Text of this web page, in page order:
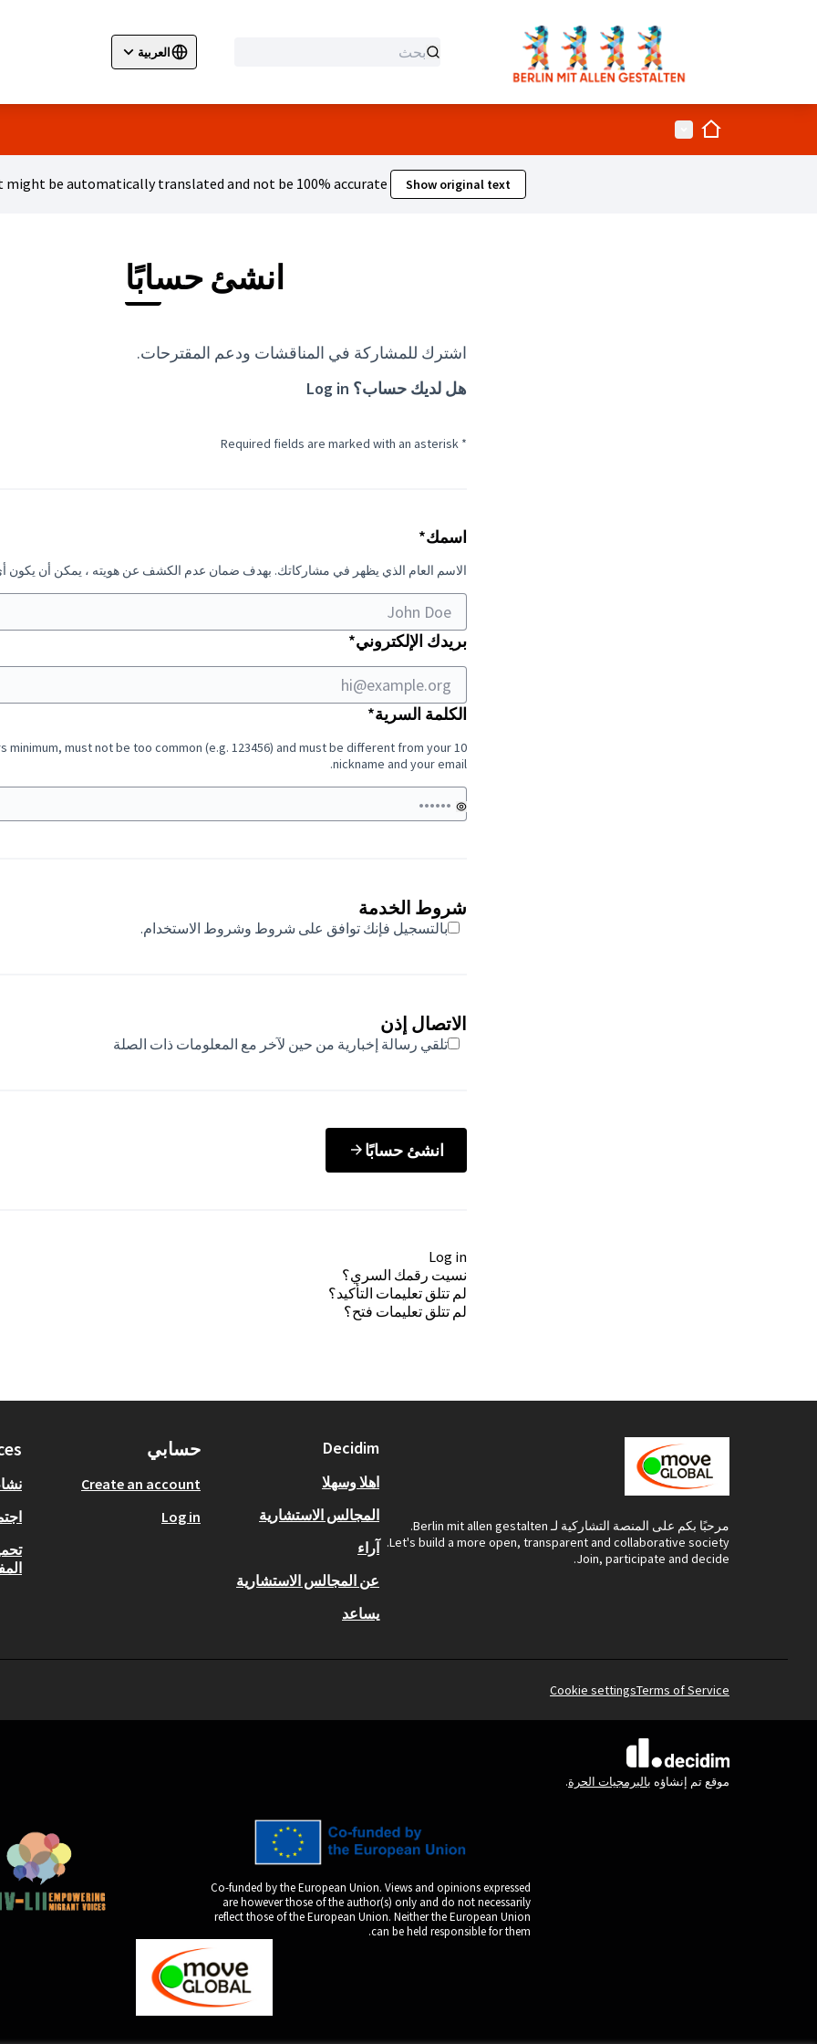
العربية la langue Wybierz język Dil seçiniz
الصفحة الرئيسية
القائمة الرئيسية
Show original text
might be automatically translated and not be 100% accurate.
انشئ حسابًا
اشترك للمشاركة في المناقشات ودعم المقترحات.
هل لديك حساب؟ Log in
* Required fields are marked with an asterisk
بشرًا
فتجاهل
هذا
الحقل
اسمك*
الاسم العام الذي يظهر في مشاركاتك. بهدف ضمان عدم الكشف عن هويته ، يمكن أن يكون
بريدك الإلكتروني*
الكلمة السرية*
minimum, must not be too common (e.g. 123456) and must be different from your
nickname and your email.
شروط الخدمة
بالتسجيل فإنك توافق على شروط وشروط الاستخدام.
الاتصال إذن
تلقي رسالة إخبارية من حين لآخر مع المعلومات ذات الصلة
انشئ حسابًا
Log in
نسيت رقمك السري؟
لم تتلق تعليمات التأكيد؟
لم تتلق تعليمات فتح؟
مرحبًا بكم على المنصة التشاركية لـ Berlin mit allen gestalten.
Let's build a more open, transparent and collaborative society.
Join, participate and decide.
Decidim
اهلا وسهلا
المجالس الاستشارية
آراء
عن المجالس الاستشارية
يساعد
حسابي
Create an account
Log in
Terms of Service
Cookie settings
(الرابط الخارجي)
موقع تم إنشاؤه بالبرمجيات الحرة.
Co-funded by the European Union. Views and opinions expressed
are however those of the author(s) only and do not necessarily
reflect those of the European Union. Neither the European Union
can be held responsible for them.